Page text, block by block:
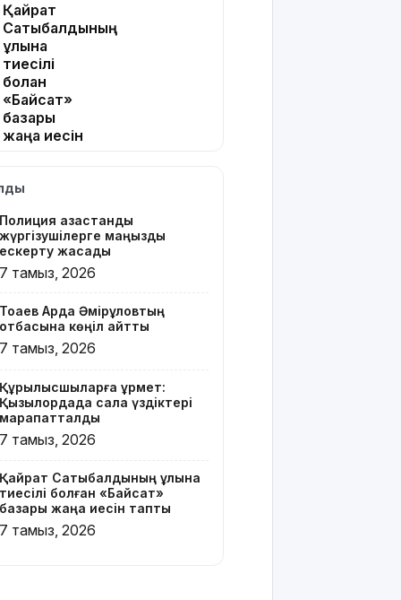
Қайрат
Сатыбалдының
ұлына
тиесілі
болған
«Байсат»
базары
жаңа иесін
Қарағандада
бар жейде
киген
жолаушы
қызу
түсті
Президент
Қазақстан
облысының
90
жылдығымен
Телефон
алаяқтығының
жаңа түрі
Полиция қазақстандық
жүргізушілерге маңызды
ескерту жасады
7 тамыз, 2026
Тоқаев Ардақ Әмірқұловтың
отбасына көңіл айтты
7 тамыз, 2026
Құрылысшыларға құрмет:
Қызылордада сала үздіктері
марапатталды
7 тамыз, 2026
Қайрат Сатыбалдының ұлына
тиесілі болған «Байсат»
базары жаңа иесін тапты
7 тамыз, 2026